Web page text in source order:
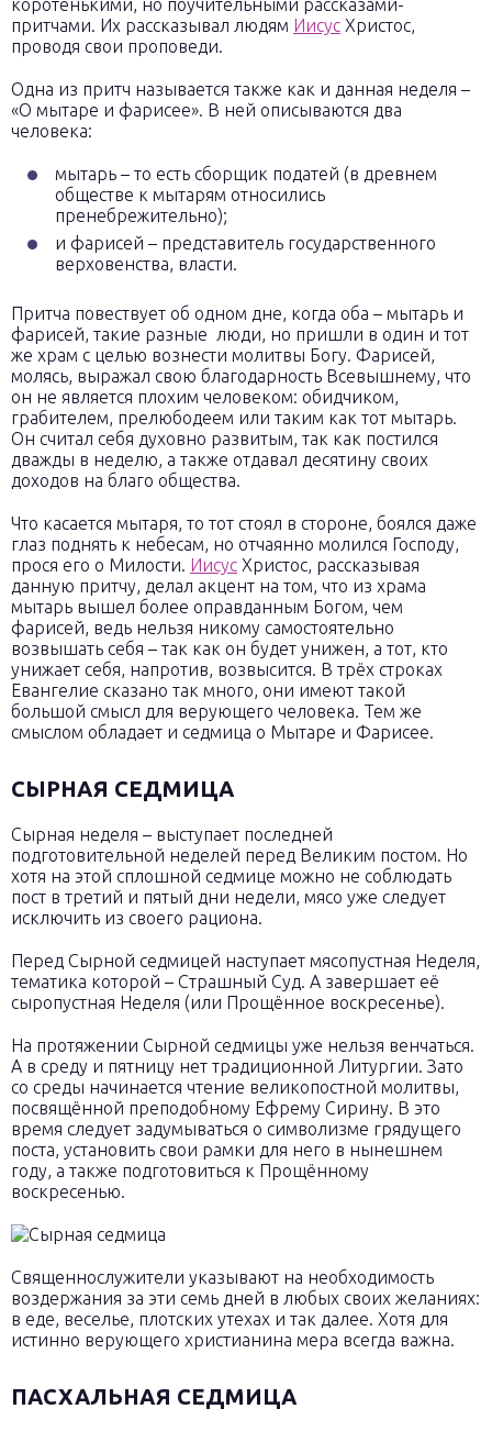
коротенькими, но поучительными рассказами-
притчами. Их рассказывал людям Иисус Христос,
проводя свои проповеди.
Одна из притч называется также как и данная неделя –
«О мытаре и фарисее». В ней описываются два
человека:
мытарь – то есть сборщик податей (в древнем
обществе к мытарям относились
пренебрежительно);
и фарисей – представитель государственного
верховенства, власти.
Притча повествует об одном дне, когда оба – мытарь и
фарисей, такие разные люди, но пришли в один и тот
же храм с целью вознести молитвы Богу. Фарисей,
молясь, выражал свою благодарность Всевышнему, что
он не является плохим человеком: обидчиком,
грабителем, прелюбодеем или таким как тот мытарь.
Он считал себя духовно развитым, так как постился
дважды в неделю, а также отдавал десятину своих
доходов на благо общества.
Что касается мытаря, то тот стоял в стороне, боялся даже
глаз поднять к небесам, но отчаянно молился Господу,
прося его о Милости. Иисус Христос, рассказывая
данную притчу, делал акцент на том, что из храма
мытарь вышел более оправданным Богом, чем
фарисей, ведь нельзя никому самостоятельно
возвышать себя – так как он будет унижен, а тот, кто
унижает себя, напротив, возвысится. В трёх строках
Евангелие сказано так много, они имеют такой
большой смысл для верующего человека. Тем же
смыслом обладает и седмица о Мытаре и Фарисее.
СЫРНАЯ СЕДМИЦА
Сырная неделя – выступает последней
подготовительной неделей перед Великим постом. Но
хотя на этой сплошной седмице можно не соблюдать
пост в третий и пятый дни недели, мясо уже следует
исключить из своего рациона.
Перед Сырной седмицей наступает мясопустная Неделя,
тематика которой – Страшный Суд. А завершает её
сыропустная Неделя (или Прощённое воскресенье).
На протяжении Сырной седмицы уже нельзя венчаться.
А в среду и пятницу нет традиционной Литургии. Зато
со среды начинается чтение великопостной молитвы,
посвящённой преподобному Ефрему Сирину. В это
время следует задумываться о символизме грядущего
поста, установить свои рамки для него в нынешнем
году, а также подготовиться к Прощённому
воскресенью.
Священнослужители указывают на необходимость
воздержания за эти семь дней в любых своих желаниях:
в еде, веселье, плотских утехах и так далее. Хотя для
истинно верующего христианина мера всегда важна.
ПАСХАЛЬНАЯ СЕДМИЦА